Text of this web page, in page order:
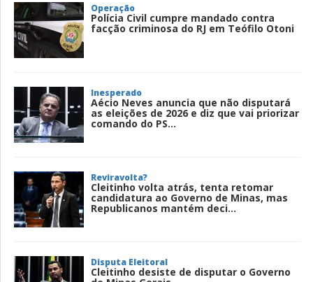
Operação
Polícia Civil cumpre mandado contra
facção criminosa do RJ em Teófilo Otoni
Inesperado
Aécio Neves anuncia que não disputará
as eleições de 2026 e diz que vai priorizar
comando do PS...
Reviravolta?
Cleitinho volta atrás, tenta retomar
candidatura ao Governo de Minas, mas
Republicanos mantém deci...
Disputa Eleitoral
Cleitinho desiste de disputar o Governo